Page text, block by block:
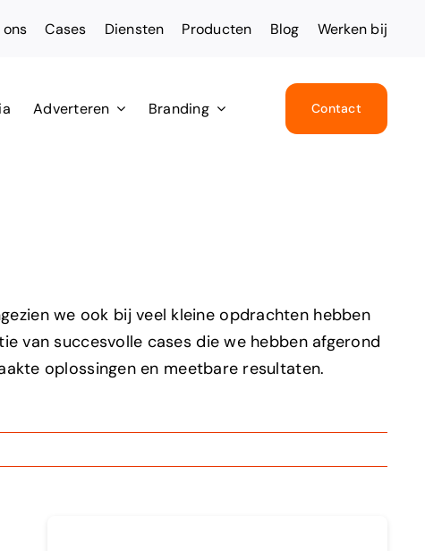
Cases Diensten Producten Blog Werken bij
Adverteren Branding Contact
we ook bij veel kleine opdrachten hebben
van succesvolle cases die we hebben afgerond
oplossingen en meetbare resultaten.